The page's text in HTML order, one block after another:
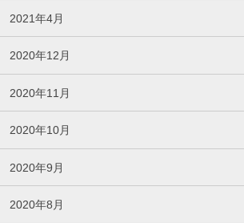
2021年4月
2020年12月
2020年11月
2020年10月
2020年9月
2020年8月